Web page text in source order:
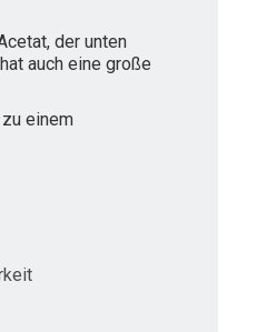
der unten
auch eine große
einem